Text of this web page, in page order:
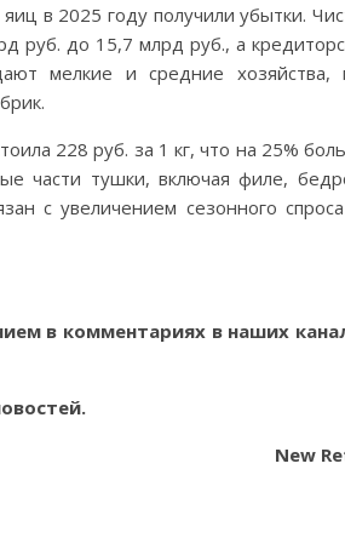
в 2025 году получили убытки.
руб. до 15,7 млрд руб., а
мелкие и средние хозяйства,
228 руб. за 1 кг, что на 25%
части тушки, включая филе,
с увеличением сезонного
в комментариях в наших
New